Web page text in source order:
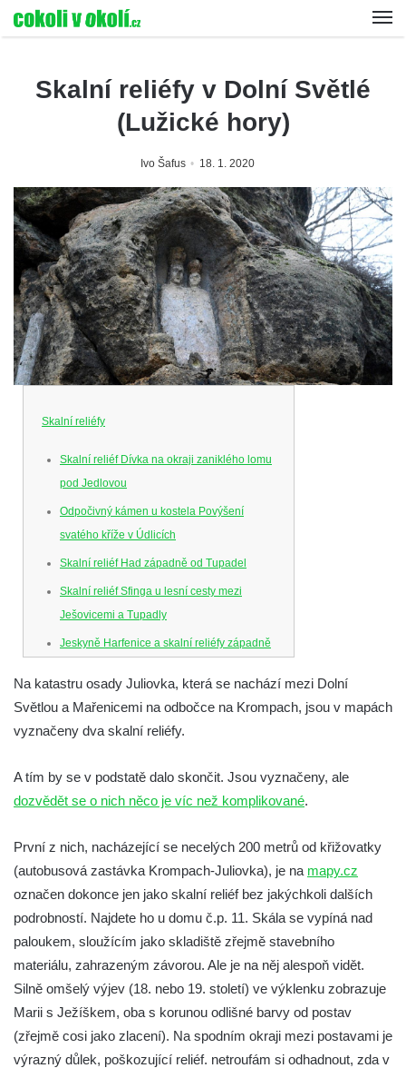
Skalní reliéfy v Dolní Světlé
(Lužické hory)
Ivo Šafus 18. 1. 2020
Skalní reliéfy
Skalní reliéf Dívka na okraji zaniklého lomu
pod Jedlovou
Odpočivný kámen u kostela Povýšení
svatého kříže v Údlicích
Skalní reliéf Had západně od Tupadel
Skalní reliéf Sfinga u lesní cesty mezi
Ješovicemi a Tupadly
Jeskyně Harfenice a skalní reliéfy západně
Skalní reliéfy u vstupu do Pekelského údolí
Odpočivný kámen u hřbitova u Oseku
Dutém kameni
Skalní reliéfy Krista a Panny Marie s dítětem
Skalní reliéfy u kaple na Kalvárii v
Mařenicích
Skalní reliéf Ukřižování Krista (Naděje –
Lužické hory)
Skalní reliéf Ukřižování Krista u Pustých
kostelů (Lindava – Lužické hory)
Na katastru osady Juliovka, která se nachází mezi Dolní
Světlou a Mařenicemi na odbočce na Krompach, jsou v mapách
vyznačeny dva skalní reliéfy.
A tím by se v podstatě dalo skončit. Jsou vyznačeny, ale
dozvědět se o nich něco je víc než komplikované.
První z nich, nacházející se necelých 200 metrů od křižovatky
(autobusová zastávka Krompach-Juliovka), je na mapy.cz
označen dokonce jen jako skalní reliéf bez jakýchkoli dalších
podrobností. Najdete ho u domu č.p. 11. Skála se vypíná nad
paloukem, sloužícím jako skladiště zřejmě stavebního
materiálu, zahrazeným závorou. Ale je na něj alespoň vidět.
Silně omšelý výjev (18. nebo 19. století) ve výklenku zobrazuje
Marii s Ježíškem, oba s korunou odlišné barvy od postav
(zřejmě cosi jako zlacení). Na spodním okraji mezi postavami je
výrazný důlek, poškozující reliéf. netroufám si odhadnout, zda v